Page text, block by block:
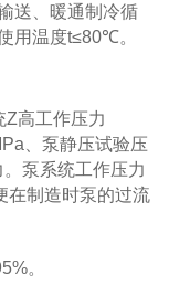
送、暖通制冷循
用温度t≤80℃。
高工作压力
、泵静压试验压
泵系统工作压力
在制造时泵的过流
。